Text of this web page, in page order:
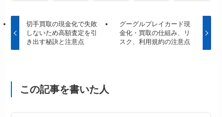
切手買取の現金化で失敗
しないため高額査定を引
き出す秘訣と注意点
グーグルプレイカード現
金化・買取の仕組み、リ
スク、利用規約の注意点
この記事を書いた人